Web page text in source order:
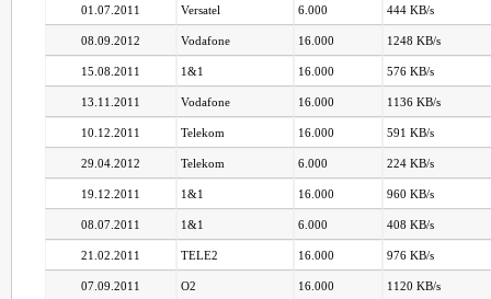
01.07.2011 Versatel 6.000 444 KB/s
08.09.2012 Vodafone 16.000 1248 KB/s
15.08.2011 1&1 16.000 576 KB/s
13.11.2011 Vodafone 16.000 1136 KB/s
10.12.2011 Telekom 16.000 591 KB/s
29.04.2012 Telekom 6.000 224 KB/s
19.12.2011 1&1 16.000 960 KB/s
08.07.2011 1&1 6.000 408 KB/s
21.02.2011 TELE2 16.000 976 KB/s
07.09.2011 O2 16.000 1120 KB/s